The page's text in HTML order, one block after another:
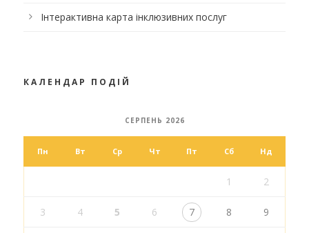
Інтерактивна карта інклюзивних послуг
КАЛЕНДАР ПОДІЙ
СЕРПЕНЬ 2026
Пн Вт Ср Чт Пт Сб Нд
1 2
3 4 5 6 7 8 9